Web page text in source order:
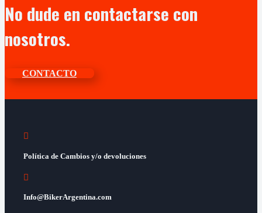
No dude en contactarse con
nosotros.
CONTACTO

Política de Cambios y/o devoluciones

Info@BikerArgentina.com